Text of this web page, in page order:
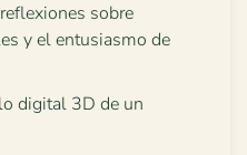
sobre
y el entusiasmo de
digital 3D de un